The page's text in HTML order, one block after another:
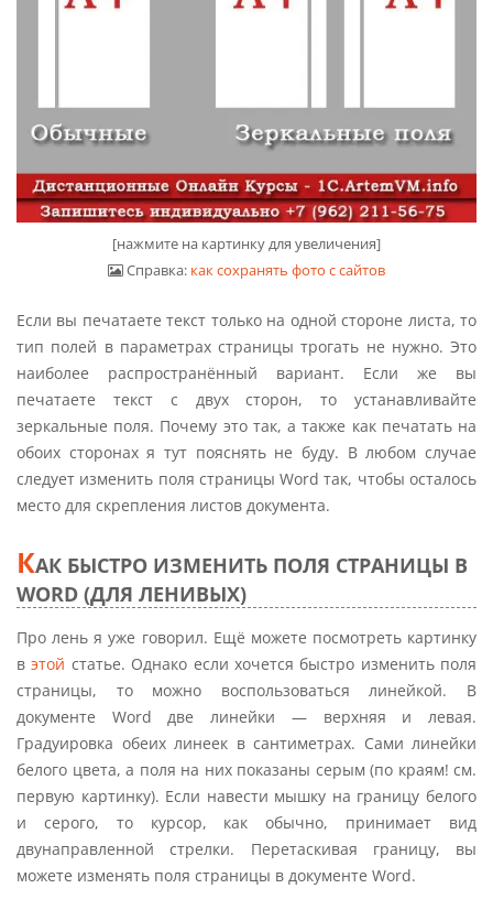
[нажмите на картинку для увеличения]
Справка: как сохранять фото с сайтов
Если вы печатаете текст только на одной стороне листа, то
тип полей в параметрах страницы трогать не нужно. Это
наиболее распространённый вариант. Если же вы
печатаете текст с двух сторон, то устанавливайте
зеркальные поля. Почему это так, а также как печатать на
обоих сторонах я тут пояснять не буду. В любом случае
следует изменить поля страницы Word так, чтобы осталось
место для скрепления листов документа.
КАК БЫСТРО ИЗМЕНИТЬ ПОЛЯ СТРАНИЦЫ В
WORD (ДЛЯ ЛЕНИВЫХ)
Про лень я уже говорил. Ещё можете посмотреть картинку
вэтой статье. Однако если хочется быстро изменить поля
страницы, то можно воспользоваться линейкой. В
документе Word две линейки — верхняя и левая.
Градуировка обеих линеек в сантиметрах. Сами линейки
белого цвета, а поля на них показаны серым (по краям! см.
первую картинку). Если навести мышку на границу белого
и серого, то курсор, как обычно, принимает вид
двунаправленной стрелки. Перетаскивая границу, вы
можете изменять поля страницы в документе Word.